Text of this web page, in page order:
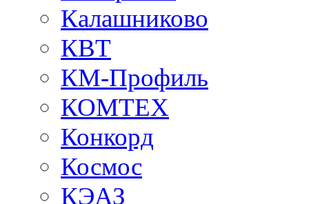
Калашниково
КВТ
КМ-Профиль
КОМТЕХ
Конкорд
Космос
КЭАЗ